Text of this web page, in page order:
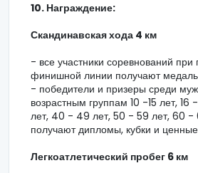
10. Награждение:
Скандинавская хода 4 км
- все участники соревнований при
финишной линии получают медаль
- победители и призеры среди
возрастным группам 10 -15 лет,
лет, 40 - 49 лет, 50 - 59 лет, 60 -
получают дипломы, кубки и
Легкоатлетический пробег 6 км